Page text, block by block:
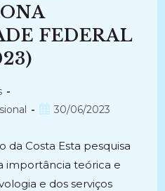
FEDERAL
Post30/06/2023
da Costa Esta pesquisa
importância teórica e
e dos serviços